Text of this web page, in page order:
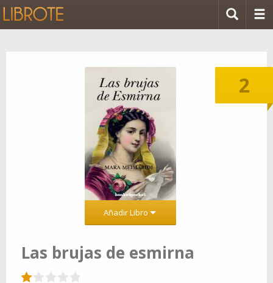
2
Añadir Libro
Las brujas de esmirna